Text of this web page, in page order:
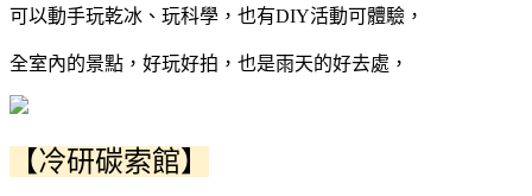
可以動手玩乾冰、玩科學，也有DIY活動可體驗，
全室內的景點，好玩好拍，也是雨天的好去處，
【冷研碳索館】